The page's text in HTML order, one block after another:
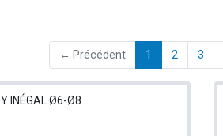
← Précédent 1 (current)
2 3
Y INÉGAL Ø6-Ø8